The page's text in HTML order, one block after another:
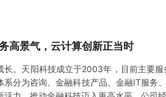
高景气，云计算创新正当时
。天阳科技成立于2003年，目前主要
分为咨询、金融科技产品、金融IT服务